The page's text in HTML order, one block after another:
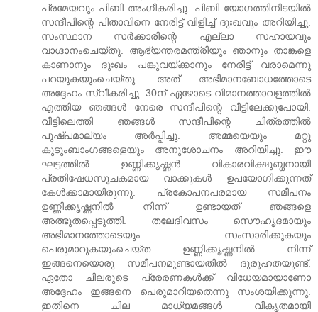
പ്രമേയവും പിബി അംഗീകരിച്ചു. പിബി യോഗത്തിനിടയില്‍
സന്ദീപിന്റെ പിതാവിനെ നേരിട്ട് വിളിച്ച് ദുഃഖവും അറിയിച്ചു.
സംസ്ഥാന സര്‍ക്കാരിന്റെ എല്ലാ സഹായവും
വാഗ്ദാനംചെയ്തു. ആഭ്യന്തരമന്ത്രിയും ഞാനും താങ്കളെ
കാണാനും ദുഃഖം പങ്കുവയ്ക്കാനും നേരിട്ട് വരാമെന്നു
പറയുകയുംചെയ്തു. അത് അഭിമാനബോധത്തോടെ
അദ്ദേഹം സ്വീകരിച്ചു. 30ന് ഏഴോടെ വിമാനത്താവളത്തില്‍
എത്തിയ ഞങ്ങള്‍ നേരെ സന്ദീപിന്റെ വീട്ടിലേക്കുപോയി.
വീട്ടിലെത്തി ഞങ്ങള്‍ സന്ദീപിന്റെ ചിത്രത്തില്‍
പുഷ്പമാല്യം അര്‍പ്പിച്ചു. അമ്മയെയും മറ്റു
കുടുംബാംഗങ്ങളെയും അനുശോചനം അറിയിച്ചു. ഈ
ഘട്ടത്തില്‍ ഉണ്ണിക്കൃഷ്ണന്‍ വികാരവിക്ഷുബ്ധനായി
പ്രതിഷേധസൂചകമായ വാക്കുകള്‍ ഉപയോഗിക്കുന്നത്
കേള്‍ക്കാമായിരുന്നു. പ്രകോപനപരമായ സമീപനം
ഉണ്ണിക്കൃഷ്ണനില്‍ നിന്ന് ഉണ്ടായത് ഞങ്ങളെ
അത്ഭുതപ്പെടുത്തി. തലേദിവസം സൌഹൃദമായും
അഭിമാനത്തോടെയും സംസാരിക്കുകയും
പെരുമാറുകയുംചെയ്ത ഉണ്ണിക്കൃഷ്ണനില്‍ നിന്ന്
ഇങ്ങനെയൊരു സമീപനമുണ്ടായതില്‍ ദുരൂഹതയുണ്ട്.
ഏതോ ചിലരുടെ പ്രേരണകള്‍ക്ക് വിധേയമായാണോ
അദ്ദേഹം ഇങ്ങനെ പെരുമാറിയതെന്നു സംശയിക്കുന്നു.
ഇതിനെ ചില മാധ്യമങ്ങള്‍ വികൃതമായി